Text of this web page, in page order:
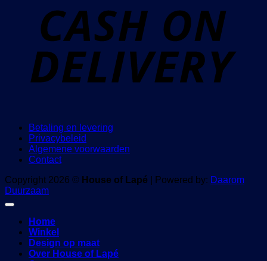
Betaling en levering
Privacybeleid
Algemene voorwaarden
Contact
Copyright 2026 © House of Lapé | Powered by: Daarom
Duurzaam
Home
Winkel
Design op maat
Over House of Lapé